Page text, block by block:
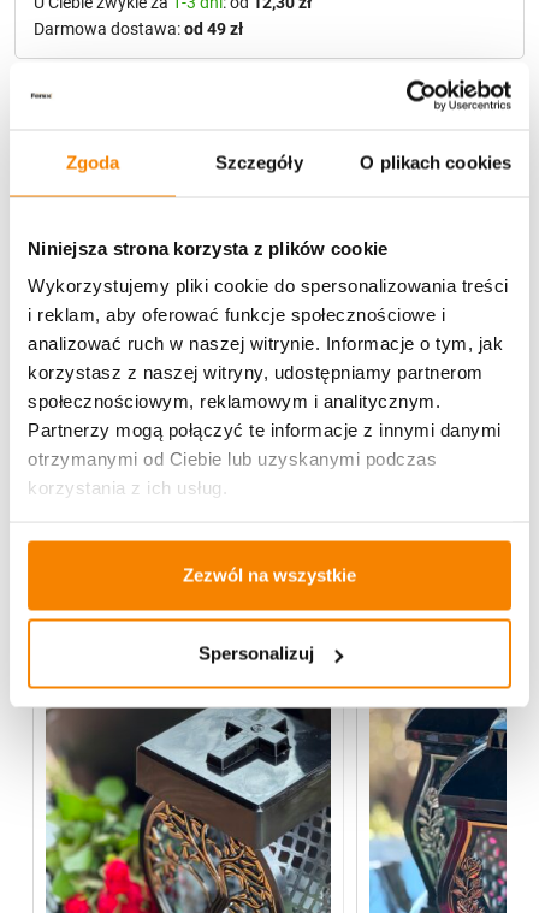
Zgoda Szczegóły O plikach cookies
Niniejsza strona korzysta z plików cookie
Wykorzystujemy pliki cookie do spersonalizowania treści
i reklam, aby oferować funkcje społecznościowe i
analizować ruch w naszej witrynie. Informacje o tym, jak
korzystasz z naszej witryny, udostępniamy partnerom
społecznościowym, reklamowym i analitycznym.
Partnerzy mogą połączyć te informacje z innymi danymi
otrzymanymi od Ciebie lub uzyskanymi podczas
korzystania z ich usług.
Zezwól na wszystkie
Spersonalizuj
Potrzebujesz większą ilość? Zapraszamy do naszej
hurtowniiPrzejdź do hurtowni B2B
Darmowa dostawa:od 49 zł
Specyfikacja
Opinie klientów
Więcej z kategorii Znicze szklane